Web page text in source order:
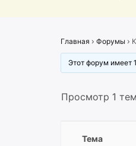
Главная › Форумы ›
Этот форум имеет
Просмотр 1
Тема